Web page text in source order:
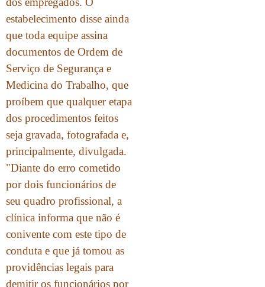
estabelecimento disse ainda
que toda equipe assina
documentos de Ordem de
Serviço de Segurança e
Medicina do Trabalho, que
proíbem que qualquer etapa
dos procedimentos feitos
seja gravada, fotografada e,
principalmente, divulgada.
"Diante do erro cometido
por dois funcionários de
seu quadro profissional, a
clínica informa que não é
conivente com este tipo de
conduta e que já tomou as
providências legais para
demitir os funcionários por